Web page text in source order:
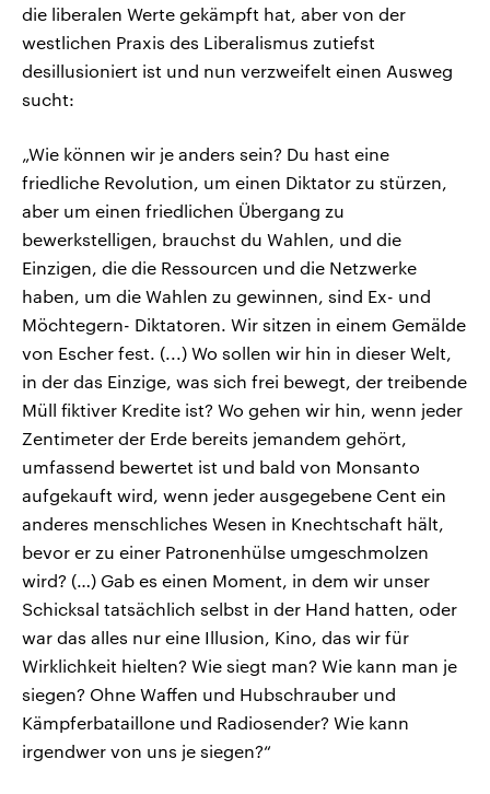
die liberalen Werte gekämpft hat, aber von der
westlichen Praxis des Liberalismus zutiefst
desillusioniert ist und nun verzweifelt einen Ausweg
sucht:
„Wie können wir je anders sein? Du hast eine
friedliche Revolution, um einen Diktator zu stürzen,
aber um einen friedlichen Übergang zu
bewerkstelligen, brauchst du Wahlen, und die
Einzigen, die die Ressourcen und die Netzwerke
haben, um die Wahlen zu gewinnen, sind Ex- und
Möchtegern- Diktatoren. Wir sitzen in einem Gemälde
von Escher fest. (...) Wo sollen wir hin in dieser Welt,
in der das Einzige, was sich frei bewegt, der treibende
Müll fiktiver Kredite ist? Wo gehen wir hin, wenn jeder
Zentimeter der Erde bereits jemandem gehört,
umfassend bewertet ist und bald von Monsanto
aufgekauft wird, wenn jeder ausgegebene Cent ein
anderes menschliches Wesen in Knechtschaft hält,
bevor er zu einer Patronenhülse umgeschmolzen
wird? (…) Gab es einen Moment, in dem wir unser
Schicksal tatsächlich selbst in der Hand hatten, oder
war das alles nur eine Illusion, Kino, das wir für
Wirklichkeit hielten? Wie siegt man? Wie kann man je
siegen? Ohne Waffen und Hubschrauber und
Kämpferbataillone und Radiosender? Wie kann
irgendwer von uns je siegen?“